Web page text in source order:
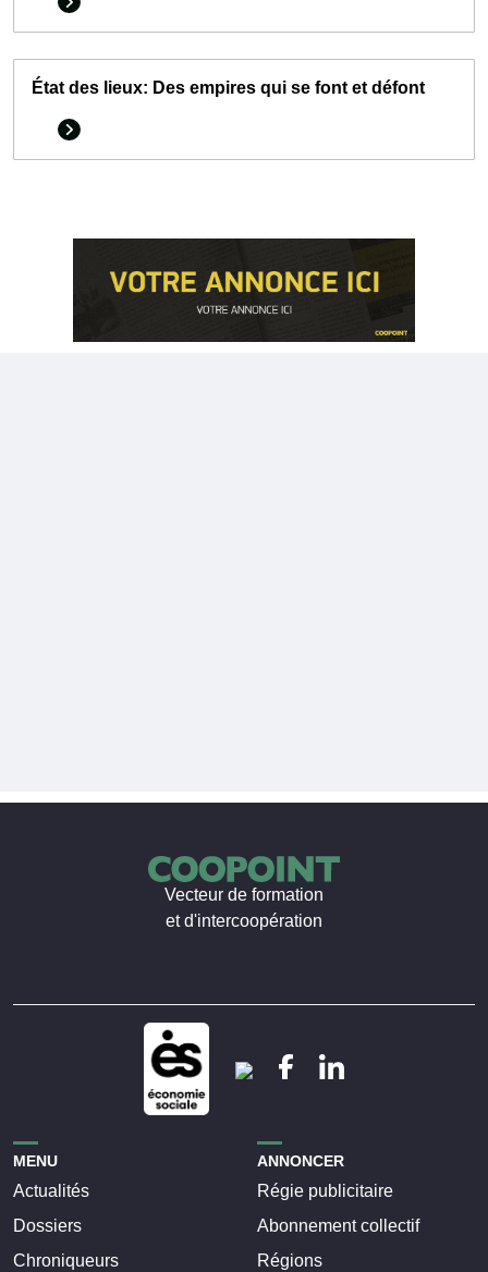
État des lieux: Des empires qui se font et défont
Vecteur de formation
et d'intercoopération
MENU
Actualités
Dossiers
Chroniqueurs
ANNONCER
Régie publicitaire
Abonnement collectif
Régions